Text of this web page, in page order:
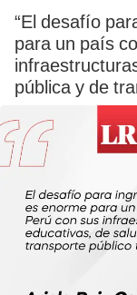
“El desafío
para un país
pública y de